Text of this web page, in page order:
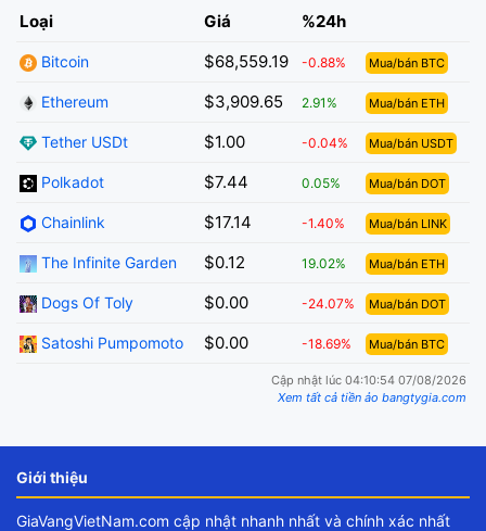
Loại Giá %24h
Bitcoin $68,559.19 -0.88% Mua/bán BTC
Ethereum $3,909.65 2.91% Mua/bán ETH
Tether USDt $1.00 -0.04% Mua/bán USDT
Polkadot $7.44 0.05% Mua/bán DOT
Chainlink $17.14 -1.40% Mua/bán LINK
The Infinite Garden $0.12 19.02% Mua/bán ETH
Dogs Of Toly $0.00 -24.07% Mua/bán DOT
Satoshi Pumpomoto $0.00 -18.69% Mua/bán BTC
Cập nhật lúc 04:10:54 07/08/2026
Xem tất cả tiền ảo bangtygia.com
Giới thiệu
GiaVangVietNam.com cập nhật nhanh nhất và chính xác nhất